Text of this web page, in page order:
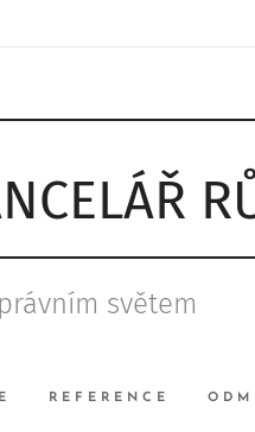
světem
REFERENCE